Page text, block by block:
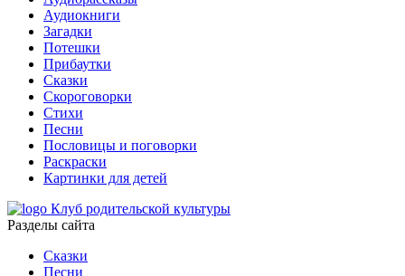
Аудиокниги
Загадки
Потешки
Прибаутки
Сказки
Скороговорки
Стихи
Песни
Пословицы и поговорки
Раскраски
Картинки для детей
Клуб родительской культуры
Разделы сайта
Сказки
Песни